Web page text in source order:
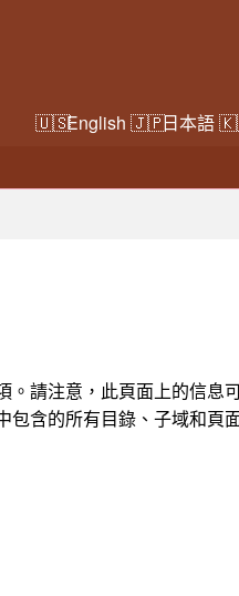
English 日本語
。請注意，此頁面上的信息
含的所有目錄、子域和頁